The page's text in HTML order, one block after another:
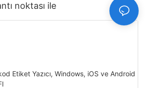
noktası ile